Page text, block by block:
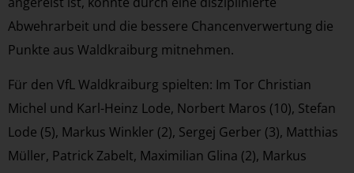
Abwehrarbeit und die bessere Chancenverwertung die
Punkte aus Waldkraiburg mitnehmen.
Für den VfL Waldkraiburg spielten: Im Tor Christian
Michel und Karl-Heinz Lode, Norbert Maros (10), Stefan
Lode (5), Markus Winkler (2), Sergej Gerber (3), Matthias
Müller, Patrick Zabelt, Maximilian Glina (2), Markus